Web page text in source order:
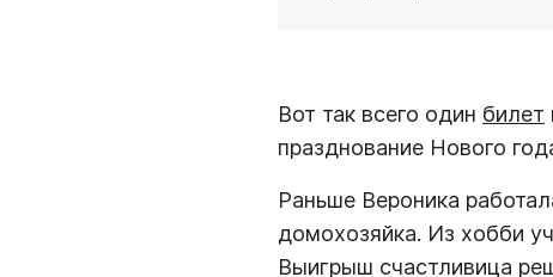
Вот так всего один билет
празднование Нового
Раньше Вероника
домохозяйка. Из хобби
Выигрыш счастливица